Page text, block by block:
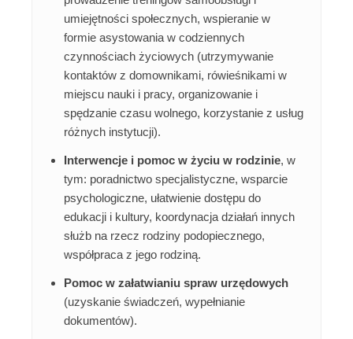
umiejętności społecznych, wspieranie w
formie asystowania w codziennych
czynnościach życiowych (utrzymywanie
kontaktów z domownikami, rówieśnikami w
miejscu nauki i pracy, organizowanie i
spędzanie czasu wolnego, korzystanie z usług
różnych instytucji).
Interwencje i pomoc w życiu w rodzinie, w
tym: poradnictwo specjalistyczne, wsparcie
psychologiczne, ułatwienie dostępu do
edukacji i kultury, koordynacja działań innych
służb na rzecz rodziny podopiecznego,
współpraca z jego rodziną.
Pomoc w załatwianiu spraw urzędowych
(uzyskanie świadczeń, wypełnianie
dokumentów).